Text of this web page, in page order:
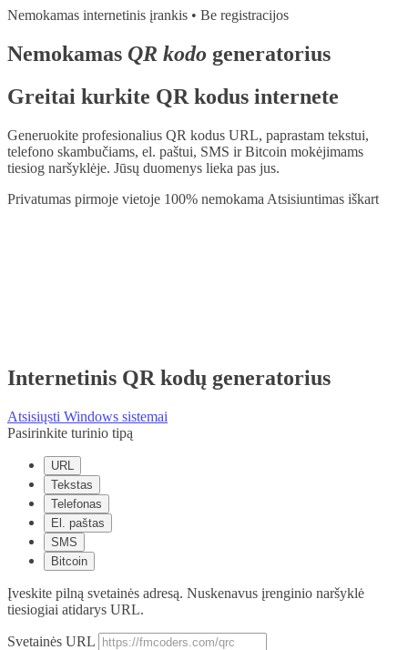
Nemokamas internetinis įrankis • Be registracijos
Nemokamas QR kodo generatorius
Greitai kurkite QR kodus internete
Generuokite profesionalius QR kodus URL, paprastam tekstui,
telefono skambučiams, el. paštui, SMS ir Bitcoin mokėjimams
tiesiog naršyklėje. Jūsų duomenys lieka pas jus.
Privatumas pirmoje vietoje 100% nemokama Atsisiuntimas iškart
Internetinis QR kodų generatorius
Atsisiųsti Windows sistemai
Pasirinkite turinio tipą
URL
Tekstas
Telefonas
El. paštas
SMS
Bitcoin
Įveskite pilną svetainės adresą. Nuskenavus įrenginio naršyklė
tiesiogiai atidarys URL.
Svetainės URL